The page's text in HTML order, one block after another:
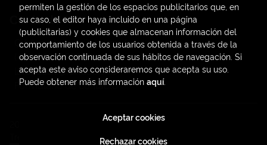
Contacto
C/ Amadeo de Saboya, 4
(+34) 963828968
latendauv@fundacio.es
Formulario de contacto
. Todos los Derechos Reservados |
permiten la gestión de los espacios publicitarios que, en
su caso, el editor haya incluido en una página
(publicitarias) y cookies que almacenan información del
comportamiento de los usuarios obtenida a través de la
observación continuada de sus hábitos de navegación. Si
acepta este aviso consideraremos que acepta su uso.
Puede obtener más información aquí.
Rechazar cookies
Aceptar cookies